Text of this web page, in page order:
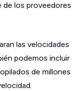
de los proveedores
las velocidades
podemos incluir
de millones